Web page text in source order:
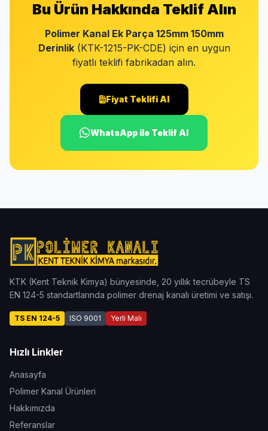
Bu Ürün Hakkında Teklif Alın
Polimer Kanal Ek Parça 125mm 150mm
Derinlik(KTK-1215-PK-CDE) için en uygun
fiyatlı teklifi fabrikadan alın.
Fiyat Teklifi Al
WhatsApp ile Teklif Al
KTK (Kent Teknik Kimya) bünyesinde, 20 yıllık tecrübeyle TS
EN 124-5 standartlarında polimer drenaj kanalı üretimi ve satışı.
TS EN 124-5 ISO 9001 Yerli Malı
Hızlı Linkler
Anasayfa
Polimer Kanal Ürünleri
Hakkımızda
Referanslar